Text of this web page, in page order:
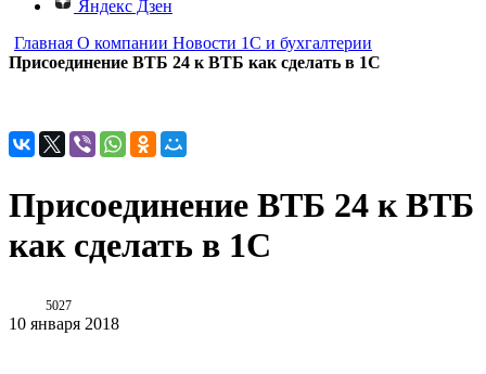
Яндекс Дзен
Главная О компании Новости 1С и бухгалтерии
Присоединение ВТБ 24 к ВТБ как сделать в 1С
Присоединение ВТБ 24 к ВТБ
как сделать в 1С
5027
10 января 2018